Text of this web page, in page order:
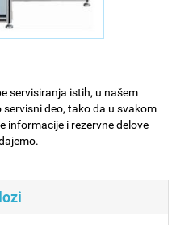
servisiranja istih, u našem
deo, tako da u svakom
informacije i rezervne delove